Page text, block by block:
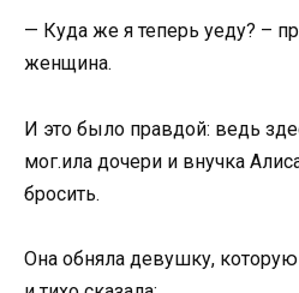
— Куда же я теперь уеду? –
женщина.
И это было правдой: ведь
мог.ила дочери и внучка
бросить.
Она обняла девушку,